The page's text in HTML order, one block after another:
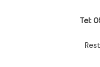
Tel: